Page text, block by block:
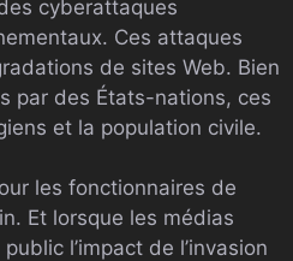
cyberattaques
Ces attaques
de sites Web. Bien
par des États-nations, ces
et la population civile.
les fonctionnaires de
Et lorsque les médias
l’impact de l’invasion